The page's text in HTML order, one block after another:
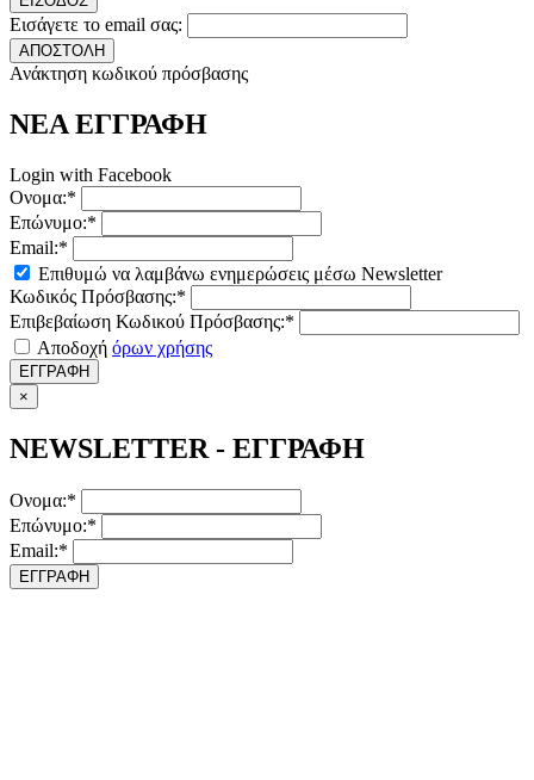
Εισάγετε το email σας:
ΑΠΟΣΤΟΛΗ
Ανάκτηση κωδικού πρόσβασης
ΝΕΑ ΕΓΓΡΑΦΗ
Login with Facebook
Ονομα:*
Επώνυμο:*
Email:*
Επιθυμώ να λαμβάνω ενημερώσεις μέσω Newsletter
Κωδικός Πρόσβασης:*
Επιβεβαίωση Κωδικού Πρόσβασης:*
Αποδοχή όρων χρήσης
ΕΓΓΡΑΦΗ
×
NEWSLETTER - ΕΓΓΡΑΦΗ
Ονομα:*
Επώνυμο:*
Email:*
ΕΓΓΡΑΦΗ